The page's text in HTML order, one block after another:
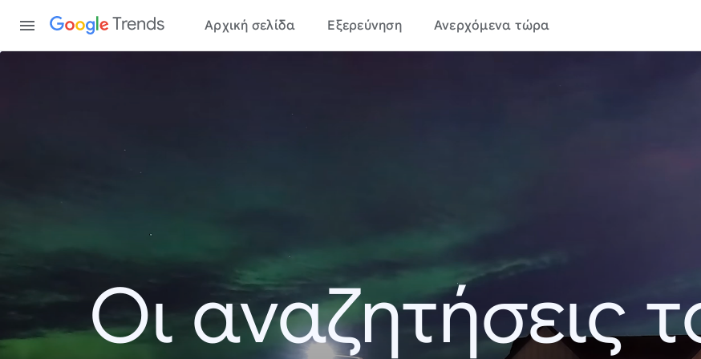
Trends Αρχική σελίδα Εξερεύνηση Ανερχόμενα τώρα
Οι αναζητήσεις